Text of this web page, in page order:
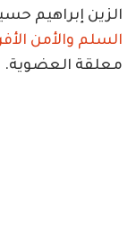
الزين إبراهيم
السلم والأمن
معلقة العضوية.